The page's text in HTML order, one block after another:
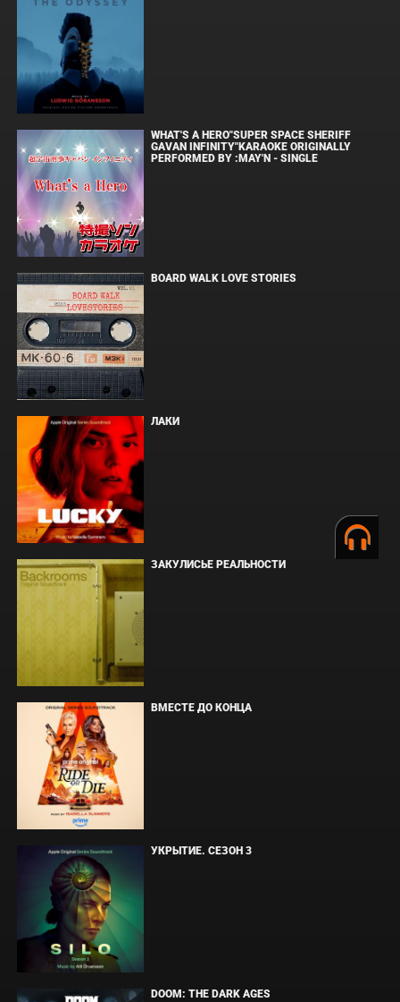
WHAT'S A HERO"SUPER SPACE SHERIFF
GAVAN INFINITY"KARAOKE ORIGINALLY
PERFORMED BY :MAY'N - SINGLE
BOARD WALK LOVE STORIES
ЛАКИ
ЗАКУЛИСЬЕ РЕАЛЬНОСТИ
ВМЕСТЕ ДО КОНЦА
УКРЫТИЕ. СЕЗОН 3
DOOM: THE DARK AGES